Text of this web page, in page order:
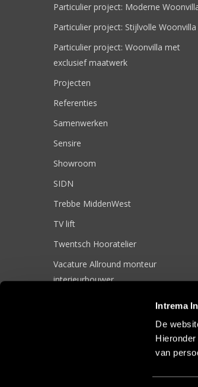
Intrema
De
van
Particulier project: Moderne
Particulier project: Stijlvolle Woonvilla
Particulier project: Woonvilla met
exclusief maatwerk
Projecten
Referenties
Samenwerken
Sensire
Showroom
SIDN
Trebbe MiddenWest
TV lift
Twentsch Hooratelier
Vacature Allround monteur
interieurbouwer